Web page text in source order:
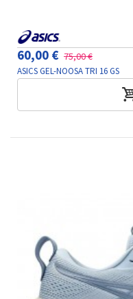
60,00 € 75,00 €
ASICS GEL-NOOSA TRI 16 GS